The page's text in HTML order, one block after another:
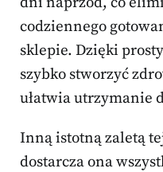
codziennego
sklepie. Dzięki
szybko stworzyć
ułatwia utrzymanie
Inną istotną zaletą
dostarcza ona